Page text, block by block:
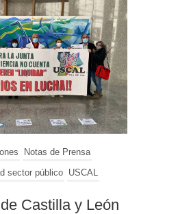
Notas de Prensa
sector público
USCAL
Castilla y León